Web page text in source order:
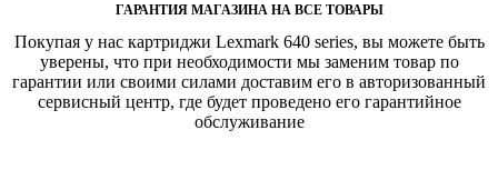
ГАРАНТИЯ МАГАЗИНА НА ВСЕ ТОВАРЫ
Покупая у нас картриджи Lexmark 640 series, вы можете быть
уверены, что при необходимости мы заменим товар по
гарантии или своими силами доставим его в авторизованный
сервисный центр, где будет проведено его гарантийное
обслуживание